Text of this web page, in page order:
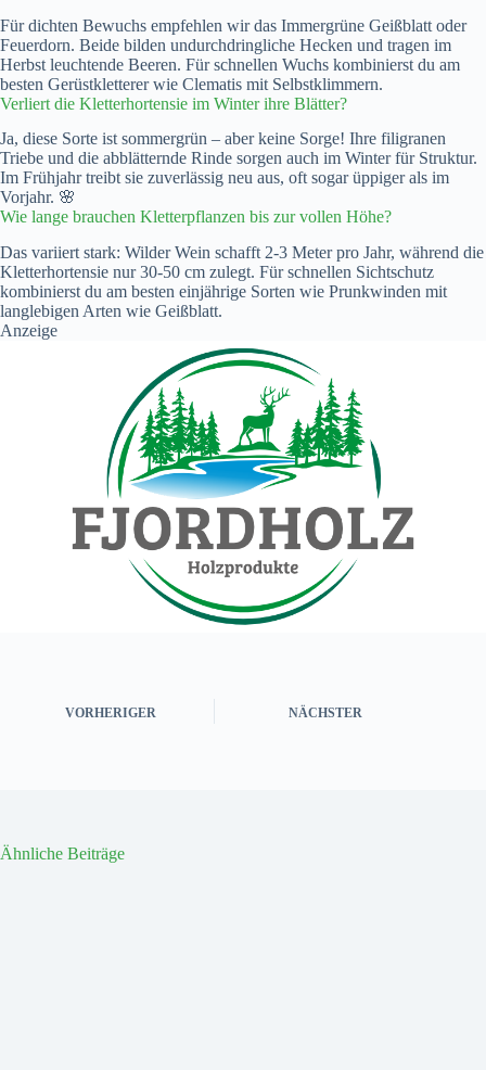
Für dichten Bewuchs empfehlen wir das Immergrüne Geißblatt oder
Feuerdorn. Beide bilden undurchdringliche Hecken und tragen im
Herbst leuchtende Beeren. Für schnellen Wuchs kombinierst du am
besten Gerüstkletterer wie Clematis mit Selbstklimmern.
Verliert die Kletterhortensie im Winter ihre Blätter?
Ja, diese Sorte ist sommergrün – aber keine Sorge! Ihre filigranen
Triebe und die abblätternde Rinde sorgen auch im Winter für Struktur.
Im Frühjahr treibt sie zuverlässig neu aus, oft sogar üppiger als im
Vorjahr. 🌸
Wie lange brauchen Kletterpflanzen bis zur vollen Höhe?
Das variiert stark: Wilder Wein schafft 2-3 Meter pro Jahr, während die
Kletterhortensie nur 30-50 cm zulegt. Für schnellen Sichtschutz
kombinierst du am besten einjährige Sorten wie Prunkwinden mit
langlebigen Arten wie Geißblatt.
Anzeige
VORHERIGER NÄCHSTER
Ähnliche Beiträge